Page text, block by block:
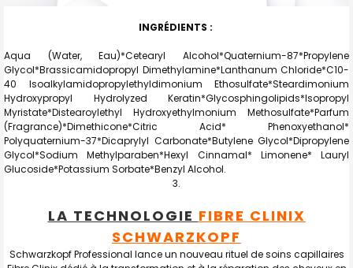
INGRÉDIENTS :
Aqua (Water, Eau)*Cetearyl Alcohol*Quaternium-87*Propylene
Glycol*Brassicamidopropyl Dimethylamine*Lanthanum Chloride*C10-
40 Isoalkylamidopropylethyldimonium Ethosulfate*Steardimonium
Hydroxypropyl Hydrolyzed Keratin*Glycosphingolipids*Isopropyl
Myristate*Distearoylethyl Hydroxyethylmonium Methosulfate*Parfum
(Fragrance)*Dimethicone*Citric Acid* Phenoxyethanol*
Polyquaternium-37*Dicaprylyl Carbonate*Butylene Glycol*Dipropylene
Glycol*Sodium Methylparaben*Hexyl Cinnamal* Limonene* Lauryl
Glucoside*Potassium Sorbate*Benzyl Alcohol.
LA TECHNOLOGIE FIBRE CLINIX
SCHWARZKOPF
Schwarzkopf Professional lance un nouveau rituel de soins capillaires